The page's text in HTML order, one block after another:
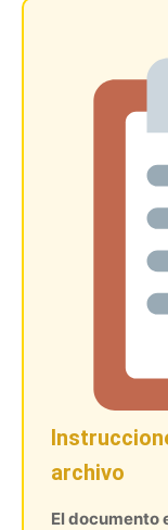
archivo
El documento